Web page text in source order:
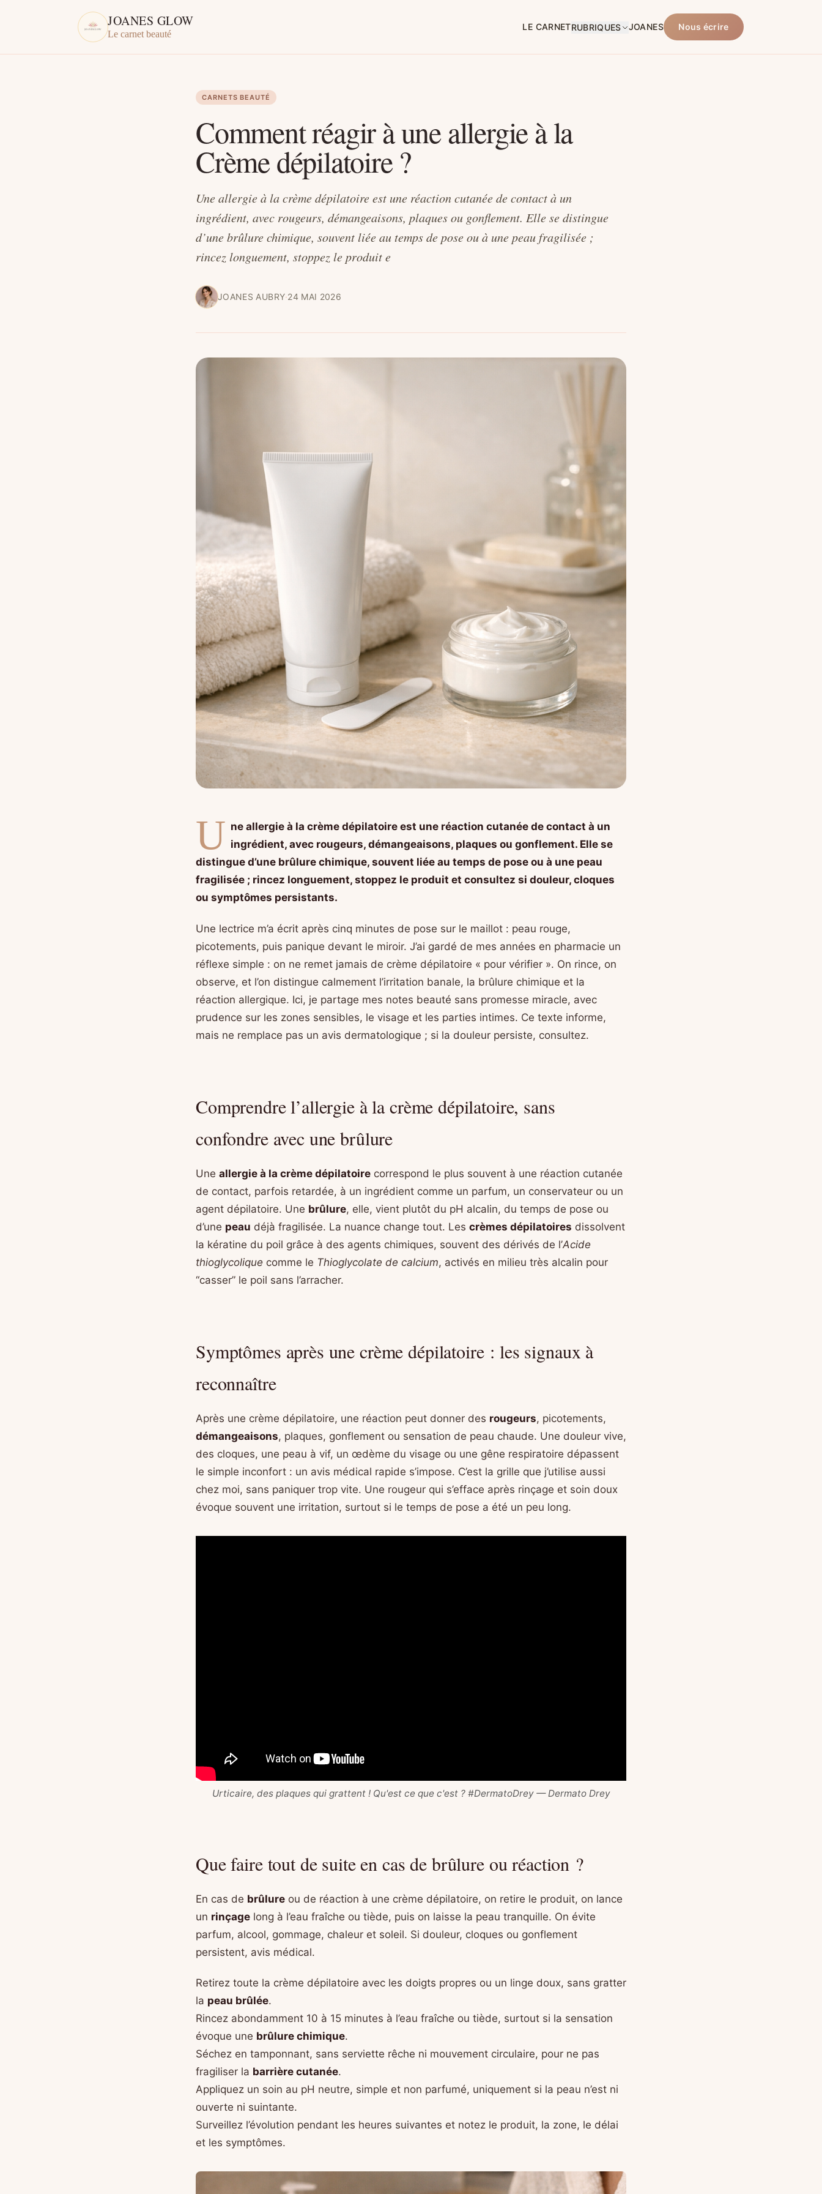
JOANES GLOW
Le carnet beauté
LE CARNETRUBRIQUES JOANES Nous écrire
CARNETS BEAUTÉ
Comment réagir à une allergie à la
Crème dépilatoire ?
Une allergie à la crème dépilatoire est une réaction cutanée de contact à un
ingrédient, avec rougeurs, démangeaisons, plaques ou gonflement. Elle se distingue
d’une brûlure chimique, souvent liée au temps de pose ou à une peau fragilisée ;
rincez longuement, stoppez le produit e
JOANES AUBRY·24 MAI 2026
U ne allergie à la crème dépilatoire est une réaction cutanée de contact à un
ingrédient, avec rougeurs, démangeaisons, plaques ou gonflement. Elle se
distingue d’une brûlure chimique, souvent liée au temps de pose ou à une peau
fragilisée ; rincez longuement, stoppez le produit et consultez si douleur, cloques
ou symptômes persistants.
Une lectrice m’a écrit après cinq minutes de pose sur le maillot : peau rouge,
picotements, puis panique devant le miroir. J’ai gardé de mes années en pharmacie un
réflexe simple : on ne remet jamais de crème dépilatoire « pour vérifier ». On rince, on
observe, et l’on distingue calmement l’irritation banale, la brûlure chimique et la
réaction allergique. Ici, je partage mes notes beauté sans promesse miracle, avec
prudence sur les zones sensibles, le visage et les parties intimes. Ce texte informe,
mais ne remplace pas un avis dermatologique ; si la douleur persiste, consultez.
Comprendre l’allergie à la crème dépilatoire, sans
confondre avec une brûlure
Une allergie à la crème dépilatoire correspond le plus souvent à une réaction cutanée
de contact, parfois retardée, à un ingrédient comme un parfum, un conservateur ou un
agent dépilatoire. Une brûlure, elle, vient plutôt du pH alcalin, du temps de pose ou
d’une peau déjà fragilisée. La nuance change tout. Les crèmes dépilatoires dissolvent
la kératine du poil grâce à des agents chimiques, souvent des dérivés de l’Acide
thioglycolique comme le Thioglycolate de calcium, activés en milieu très alcalin pour
“casser” le poil sans l’arracher.
Symptômes après une crème dépilatoire : les signaux à
reconnaître
Après une crème dépilatoire, une réaction peut donner des rougeurs, picotements,
démangeaisons, plaques, gonflement ou sensation de peau chaude. Une douleur vive,
des cloques, une peau à vif, un œdème du visage ou une gêne respiratoire dépassent
le simple inconfort : un avis médical rapide s’impose. C’est la grille que j’utilise aussi
chez moi, sans paniquer trop vite. Une rougeur qui s’efface après rinçage et soin doux
évoque souvent une irritation, surtout si le temps de pose a été un peu long.
Urticaire, des plaques qui grattent ! Qu'est ce que c'est ? #DermatoDrey — Dermato Drey
Que faire tout de suite en cas de brûlure ou réaction ?
En cas de brûlure ou de réaction à une crème dépilatoire, on retire le produit, on lance
un rinçage long à l’eau fraîche ou tiède, puis on laisse la peau tranquille. On évite
parfum, alcool, gommage, chaleur et soleil. Si douleur, cloques ou gonflement
persistent, avis médical.
Retirez toute la crème dépilatoire avec les doigts propres ou un linge doux, sans gratter
la peau brûlée.
Rincez abondamment 10 à 15 minutes à l’eau fraîche ou tiède, surtout si la sensation
évoque une brûlure chimique.
Séchez en tamponnant, sans serviette rêche ni mouvement circulaire, pour ne pas
fragiliser la barrière cutanée.
Appliquez un soin au pH neutre, simple et non parfumé, uniquement si la peau n’est ni
ouverte ni suintante.
Surveillez l’évolution pendant les heures suivantes et notez le produit, la zone, le délai
et les symptômes.